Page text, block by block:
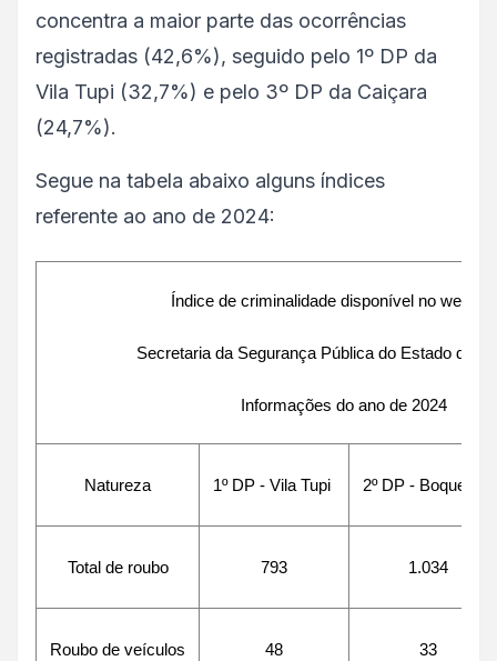
concentra a maior parte das ocorrências
registradas (42,6%), seguido pelo 1º DP da
Vila Tupi (32,7%) e pelo 3º DP da Caiçara
(24,7%).
Segue na tabela abaixo alguns índices
referente ao ano de 2024:
Índice de criminalidade disponível no
Secretaria da Segurança Pública do Estado de
Informações do ano de 2024
Natureza 1º DP - Vila Tupi 2º DP - Boqueirão
Total de roubo 793 1.034
Roubo de veículos 48 33